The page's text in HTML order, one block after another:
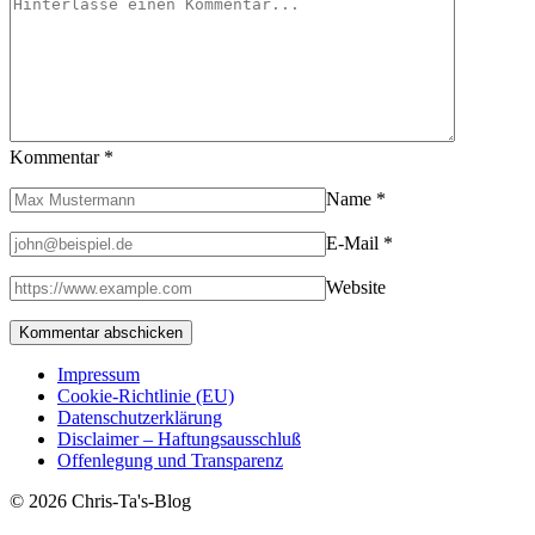
Kommentar *
Name *
E-Mail *
Website
Impressum
Cookie-Richtlinie (EU)
Datenschutzerklärung
Disclaimer – Haftungsausschluß
Offenlegung und Transparenz
© 2026 Chris-Ta's-Blog